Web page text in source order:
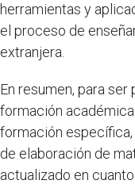
herramientas y
el proceso de
extranjera.
En resumen, para
formación
formación
de elaboración de
actualizado en